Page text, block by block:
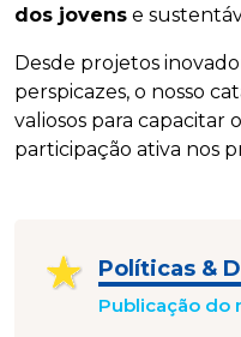
dos jovens e
Desde projetos
perspicazes, o nosso
valiosos para capacitar
participação ativa nos
Políticas &
Publicação do